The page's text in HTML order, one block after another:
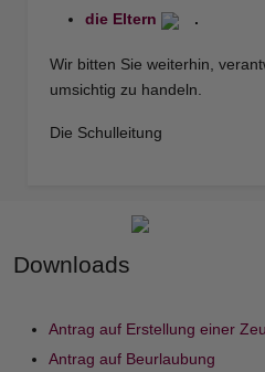
die Eltern
.
Wir bitten Sie weiterhin,
umsichtig zu handeln.
Die Schulleitung
Downloads
Antrag auf Erstellung einer
Antrag auf Beurlaubung